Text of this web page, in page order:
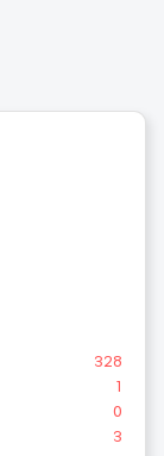
328
1
0
3